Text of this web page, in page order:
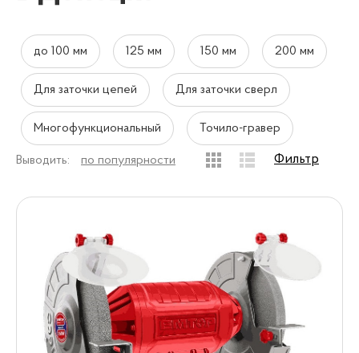
до 100 мм 125 мм 150 мм 200 мм
Для заточки цепей Для заточки сверл
Многофункциональный Точило-гравер
Выводить: по популярности Фильтр